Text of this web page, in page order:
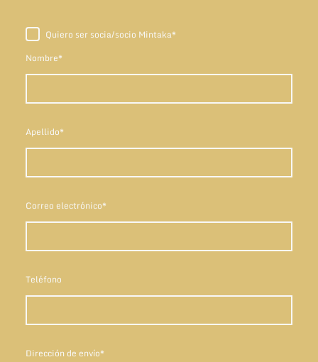
Quiero ser socia/socio Mintaka*
Nombre*
Apellido*
Correo electrónico*
Teléfono
Dirección de envío*